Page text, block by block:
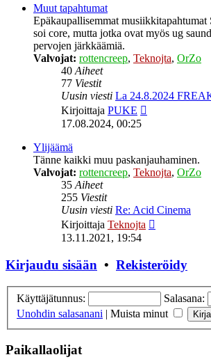
Muut tapahtumat
Epäkaupallisemmat musiikkitapahtumat
soi core, mutta jotka ovat myös ug
pervojen järkkäämiä.
Valvojat: rottencreep, Teknojta, OrZo
40Aiheet
77 Viestit
Uusin viesti La 24.8.2024
Kirjoittaja PUKE
17.08.2024, 00:25
Ylijäämä
Tänne kaikki muu paskanjauhaminen.
Valvojat: rottencreep, Teknojta, OrZo
35Aiheet
255 Viestit
Uusin viesti Re: Acid Cinema
Kirjoittaja Teknojta
13.11.2021, 19:54
Kirjaudu sisään • Rekisteröidy
Käyttäjätunnus:
Salasana:
Unohdin salasanani | Muista minut
Paikallaolijat